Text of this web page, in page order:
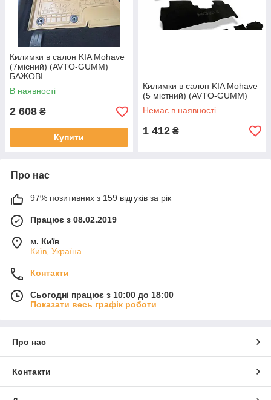
Килимки в салон KIA Mohave
(7місний) (AVTO-GUMM)
БАЖОВІ
В наявності
2 608 ₴
Купити
Килимки в салон KIA Mohavе
(5 містний) (AVTO-GUMM)
Немає в наявності
1 412 ₴
Про нас
97% позитивних з 159 відгуків за рік
Працює з 08.02.2019
м. Київ
Київ, Україна
Контакти
Сьогодні працює з 10:00 до 18:00
Показати весь графік роботи
Про нас
Контакти